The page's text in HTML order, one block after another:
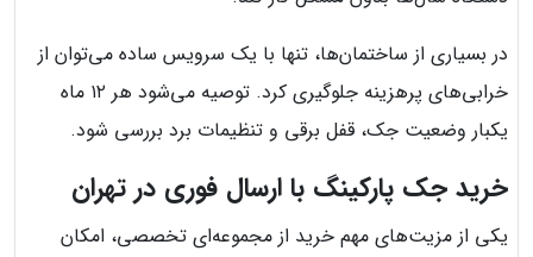
در بسیاری از ساختمان‌ها، تنها با یک سرویس ساده می‌توان از
خرابی‌های پرهزینه جلوگیری کرد. توصیه می‌شود هر ۱۲ ماه
یکبار وضعیت جک، قفل برقی و تنظیمات برد بررسی شود.
خرید جک پارکینگ با ارسال فوری در تهران
یکی از مزیت‌های مهم خرید از مجموعه‌ای تخصصی، امکان